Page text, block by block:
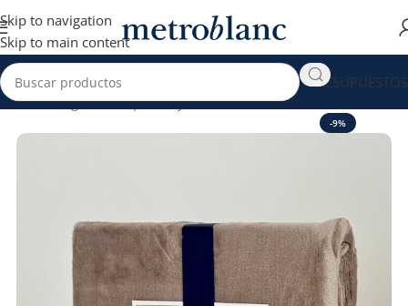
Skip to navigation
Skip to main content
PRESUPUESTOS
Inicio Hogar venta por Mayor Frazadas
-9%